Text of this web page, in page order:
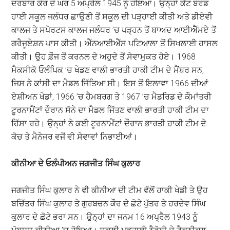
ਦਰਬਾਰ ਕੌਰ ਦੇ ਘਰ 5 ਅਪ੍ਰੈਲ 1945 ਨੂੰ ਹੋਇਆ। ਉਨ੍ਹਾਂ ਕੈਂਟ ਬੋਰਡ
ਹਾਈ ਸਕੂਲ ਜਲੰਧਰ ਛਾਉਣੀ ਤੋਂ ਸਕੂਲ ਦੀ ਪੜ੍ਹਾਈ ਕੀਤੀ ਅਤੇ ਡੀਏਵੀ
ਕਾਲਜ ਤੇ ਸਪੋਰਟਸ ਕਾਲਜ ਜਲੰਧਰ ’ਚ ਪੜ੍ਹਨ ਤੋਂ ਬਾਅਦ ਆਈਐੱਮਏ ਤੋਂ
ਗਰੈਜੂਏਸ਼ਨ ਪਾਸ ਕੀਤੀ। ਐੱਨਆਈਐੱਸ ਪਟਿਆਲਾ ਤੋਂ ਸਿਖਲਾਈ ਹਾਸਲ
ਕੀਤੀ। ਉਹ ਫ਼ੌਜ ਤੋਂ ਕਰਨਲ ਦੇ ਅਹੁਦੇ ਤੋਂ ਸੇਵਾਮੁਕਤ ਹੋਏ। 1968
ਮੈਕਸੀਕੋ ਓਲੰਪਿਕ ’ਚ ਖੇਡਣ ਵਾਲੀ ਭਾਰਤੀ ਹਾਕੀ ਟੀਮ ਦੇ ਮੈਂਬਰ ਸਨ,
ਜਿਸ ਨੇ ਕਾਂਸੀ ਦਾ ਮੈਡਲ ਜਿੱਤਿਆ ਸੀ। ਇਸ ਤੋਂ ਇਲਾਵਾ 1966 ਦੀਆਂ
ਏਸ਼ੀਅਨ ਖੇਡਾਂ, 1966 ’ਚ ਹੈਮਬਰਗ ਤੇ 1967 ’ਚ ਮੈਡਰਿਡ ਦੇ ਕੌਮਾਂਤਰੀ
ਟੂਰਨਾਮੈਂਟਾਂ ਦੌਰਾਨ ਸੋਨੇ ਦਾ ਮੈਡਲ ਜਿੱਤਣ ਵਾਲੀ ਭਾਰਤੀ ਹਾਕੀ ਟੀਮ ਦਾ
ਹਿੱਸਾ ਰਹੇ। ਉਨ੍ਹਾਂ ਨੇ ਕਈ ਟੂਰਨਾਮੈਂਟਾਂ ਦੌਰਾਨ ਭਾਰਤੀ ਹਾਕੀ ਟੀਮ ਦੇ
ਕੋਚ ਤੇ ਮੈਨੇਜਰ ਵਜੋਂ ਵੀ ਸੇਵਾਵਾਂ ਨਿਭਾਈਆਂ।
ਕੀਨੀਆ ਦੇ ਓਲੰਪੀਅਨ ਜਗਜੀਤ ਸਿੰਘ ਕੁਲਾਰ
ਜਗਜੀਤ ਸਿੰਘ ਕੁਲਾਰ ਨੇ ਵੀ ਕੀਨੀਆ ਦੀ ਟੀਮ ਵੱਲੋਂ ਹਾਕੀ ਖੇਡੀ ਤੇ ਉਹ
ਬਚਿੱਤਰ ਸਿੰਘ ਕੁਲਾਰ ਤੇ ਗੁਰਬਚਨ ਕੌਰ ਦੇ ਛੋਟੇ ਪੁੱਤਰ ਤੇ ਹਰਦੇਵ ਸਿੰਘ
ਕੁਲਾਰ ਦੇ ਛੋਟੇ ਭਰਾ ਸਨ। ਉਨ੍ਹਾਂ ਦਾ ਜਨਮ 16 ਅਪ੍ਰੈਲ 1943 ਨੂੰ